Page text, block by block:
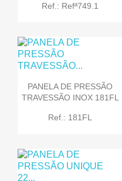
Ref.: Refª749.1
PANELA DE PRESSÃO
TRAVESSÃO INOX 181FL
Ref.: 181FL